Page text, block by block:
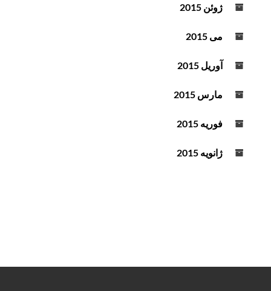
ژوئن 2015
می 2015
آوریل 2015
مارس 2015
فوریه 2015
ژانویه 2015